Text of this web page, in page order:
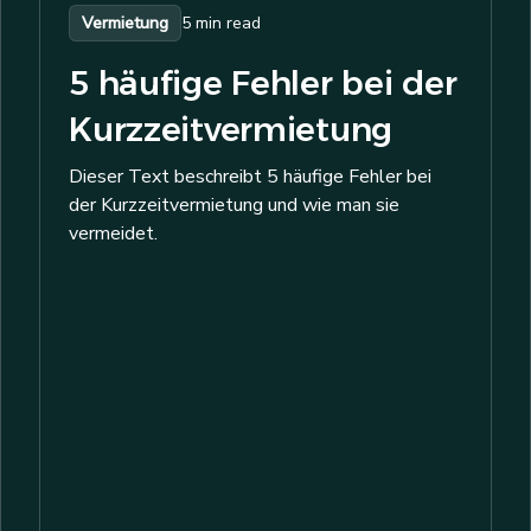
Vermietung 5 min read
5 häufige Fehler bei der
Kurzzeitvermietung
Dieser Text beschreibt 5 häufige Fehler bei
der Kurzzeitvermietung und wie man sie
vermeidet.